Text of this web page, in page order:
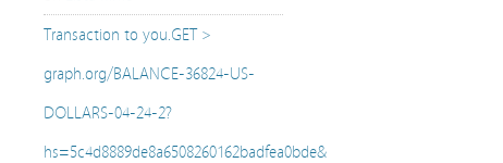
Transaction to you.GET >
graph.org/BALANCE-36824-US-
DOLLARS-04-24-2?
hs=5c4d8889de8a6508260162badfea0bde&